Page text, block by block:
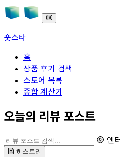
숏스타
홈
상품 후기 검색
스토어 목록
종합 계산기
본문으로 바로가기
오늘의 리뷰 포스트
리뷰 포스트 검색 엔터
히스토리